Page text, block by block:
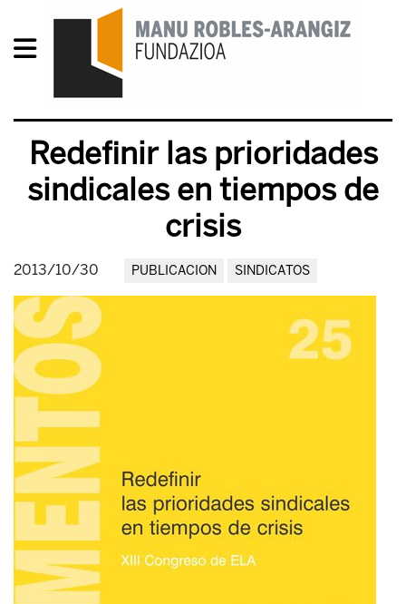
Redefinir las prioridades
sindicales en tiempos de
crisis
2013/10/30 PUBLICACION SINDICATOS